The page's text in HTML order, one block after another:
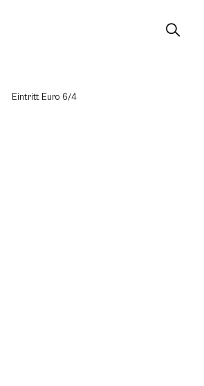
Eintritt Euro 6/4